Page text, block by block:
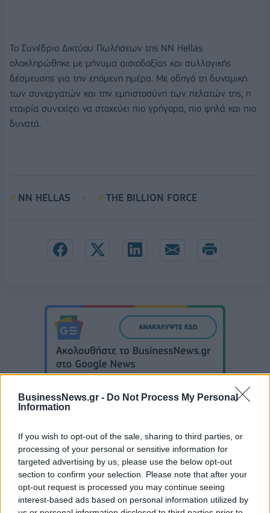
BusinessNews.gr - Do Not Process My Personal
Information
If you wish to opt-out of the sale, sharing to third parties, or
processing of your personal or sensitive information for
targeted advertising by us, please use the below opt-out
section to confirm your selection. Please note that after your
opt-out request is processed you may continue seeing
interest-based ads based on personal information utilized by
Το Συνέδριο Δικτύου Πωλήσεων της NN Hellas
ολοκληρώθηκε με μήνυμα αισιοδοξίας και συλλογικής
δέσμευσης για την επόμενη ημέρα. Με οδηγό τη δυναμική
των συνεργατών και την εμπιστοσύνη των πελατών της, η
εταιρία συνεχίζει να στοχεύει πιο γρήγορα, πιο ψηλά και πιο
δυνατά.
NN HELLAS THE BILLION FORCE
EuroLeague: Οι ενθουσιώδεις πρωτοεμφανιζόμενοι
Ευρωπαϊκό Κορασίδων Β'
Κατηγορίας: Πρεμιέρα με νίκη
για Δανία και Ισλανδία - Το
Β.Σ. Καρούλιας: Τζίρος 98,7